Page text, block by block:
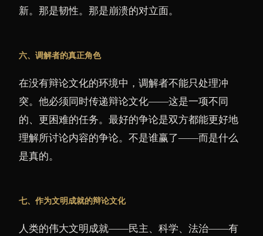
新。那是韧性。那是崩溃的对立面。
六、调解者的真正角色
在没有辩论文化的环境中，调解者不能只处理冲
突。他必须同时传递辩论文化——这是一项不同
的、更困难的任务。最好的争论是双方都能更好地
理解所讨论内容的争论。不是谁赢了——而是什么
是真的。
七、作为文明成就的辩论文化
人类的伟大文明成就——民主、科学、法治——有